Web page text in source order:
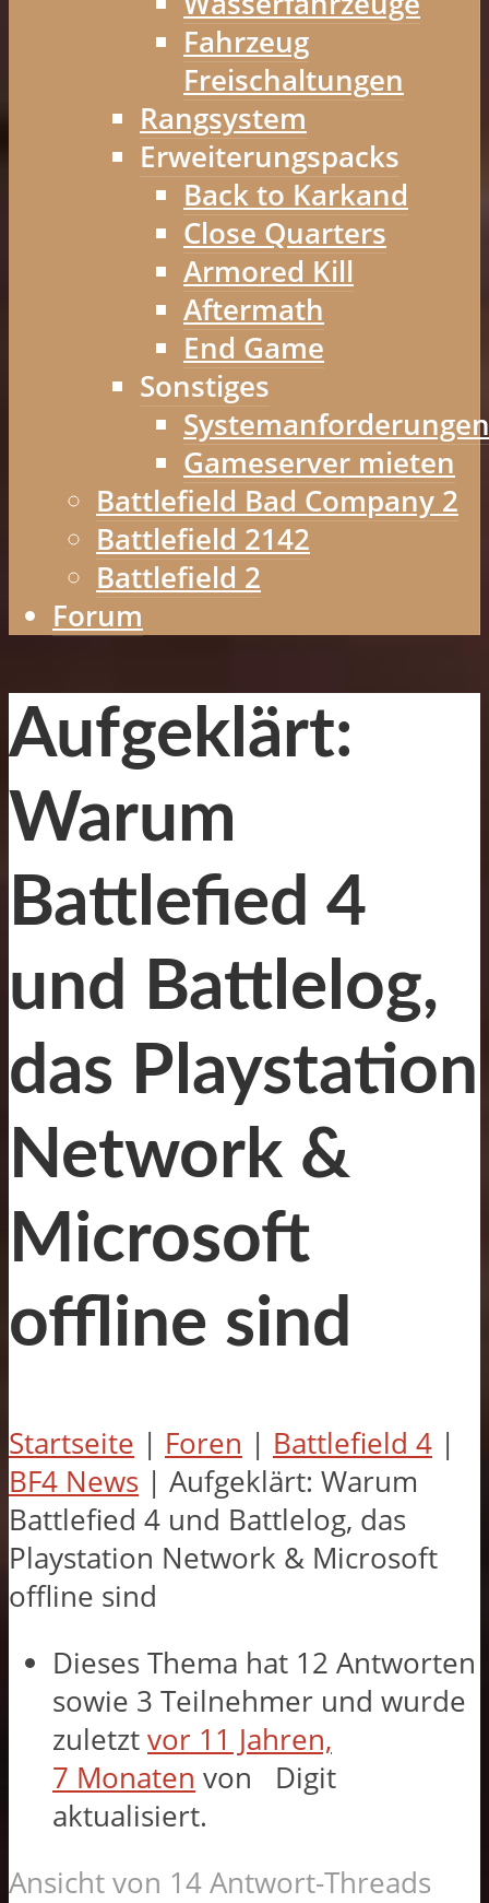
Fahrzeug
Freischaltungen
Rangsystem
Erweiterungspacks
Back to Karkand
Close Quarters
Armored Kill
Aftermath
End Game
Sonstiges
Systemanforderungen
Gameserver mieten
Battlefield Bad Company 2
Battlefield 2142
Battlefield 2
Forum
Aufgeklärt:
Warum
Battlefied 4
und Battlelog,
das Playstation
Network &
Microsoft
offline sind
Startseite | Foren | Battlefield 4 |
BF4 News | Aufgeklärt: Warum
Battlefied 4 und Battlelog, das
Playstation Network & Microsoft
offline sind
Dieses Thema hat 12 Antworten
sowie 3 Teilnehmer und wurde
zuletzt vor 11 Jahren,
7 Monaten von
Digit
aktualisiert.
Ansicht von 14 Antwort-Threads